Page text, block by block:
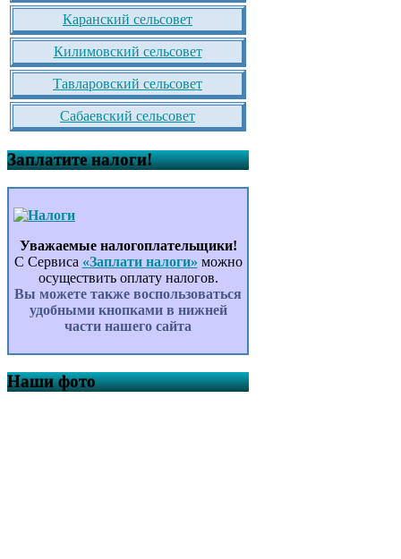
Каранский сельсовет
Килимовский сельсовет
Тавларовский сельсовет
Сабаевский сельсовет
Заплатите налоги!
Уважаемые налогоплательщики!
С Сервиса «Заплати налоги» можно
осуществить оплату налогов.
Вы можете также воспользоваться
удобными кнопками в нижней
части нашего сайта
Наши фото